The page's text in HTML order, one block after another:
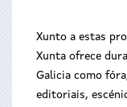
Xunto a estas
Xunta ofrece
Galicia como
editoriais,